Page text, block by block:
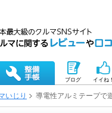
ブログ イイね！
いじり 導電性アルミテープで